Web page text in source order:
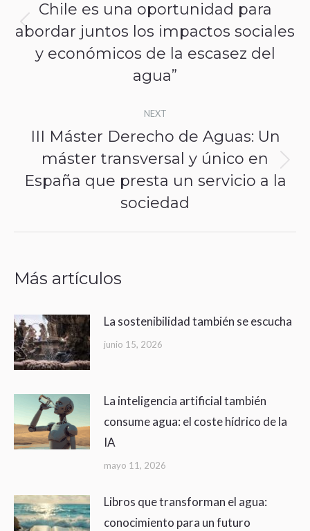
Previous
post:
Chile es una oportunidad para
abordar juntos los impactos sociales
y económicos de la escasez del
agua”
NEXT
post:
III Máster Derecho de Aguas: Un
máster transversal y único en
España que presta un servicio a la
sociedad
Más artículos
La sostenibilidad también se escucha
junio 15, 2026
La inteligencia artificial también
consume agua: el coste hídrico de la
IA
mayo 11, 2026
Libros que transforman el agua:
conocimiento para un futuro